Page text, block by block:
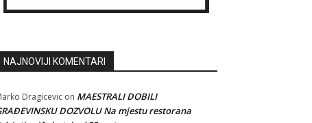
NAJNOVIJI KOMENTARI
Dragicevic on MAESTRALI DOBILI
DOZVOLU Na mjestu restorana